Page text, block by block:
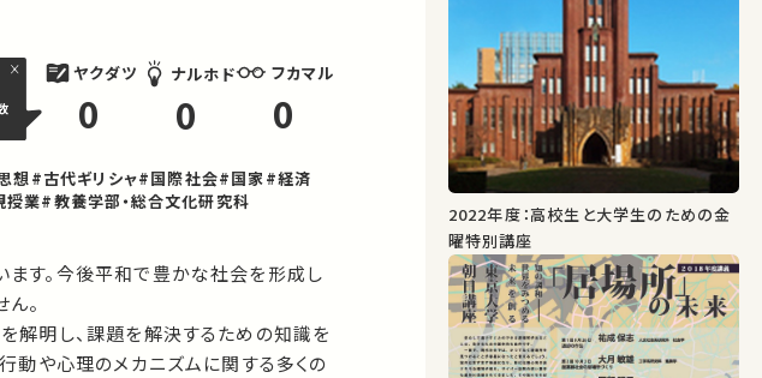
ヤクダツ
0
ナルホド
0
フカマル
0
想#古代ギリシャ#国際社会#国家#経済
授業#教養学部・総合文化研究科
す。今後平和で豊かな社会を形成し
。
解明し、課題を解決するための知識を
動や心理のメカニズムに関する多くの
2022年度：高校生と大学生のための金
曜特別講座